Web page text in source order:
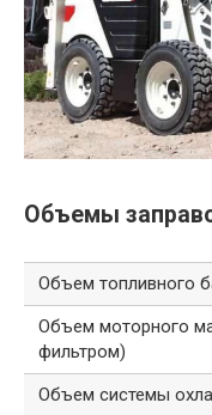
Объемы
Объем топливного
Объем моторного
фильтром)
Объем системы